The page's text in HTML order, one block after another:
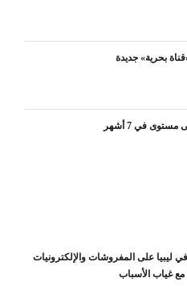
بحرية» جديدة
مستوى في 7 أشهر
ليبيا على المفروشات والإلكترونيات
مع غياب الأسباب